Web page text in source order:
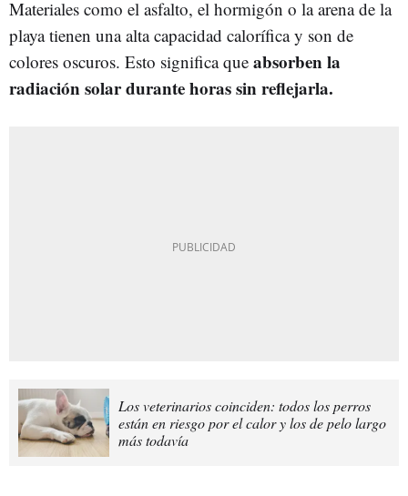
Materiales como el asfalto, el hormigón o la arena de la
playa tienen una alta capacidad calorífica y son de
colores oscuros. Esto significa que absorben la
radiación solar durante horas sin reflejarla.
Los veterinarios coinciden: todos los perros
están en riesgo por el calor y los de pelo largo
más todavía